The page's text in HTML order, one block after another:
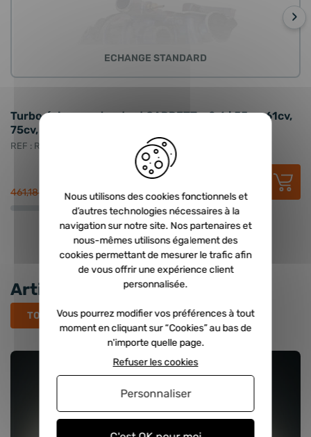
›
ECHANGE STANDARD
Turbo échange standard GARRETT - 0.6 i 55cv, 61cv,
75cv, 71cv, 45cv, 54cv
REF : RCD-733717-0001
461,18 € 329,75 € TTC
Articles récents
TOUS LES ARTICLES
Nous utilisons des cookies fonctionnels et
d’autres technologies nécessaires à la
navigation sur notre site. Nos partenaires et
nous-mêmes utilisons également des
cookies permettant de mesurer le trafic afin
de vous offrir une expérience client
personnalisée.
Vous pourrez modifier vos préférences à tout
moment en cliquant sur “Cookies” au bas de
n'importe quelle page.
Refuser les cookies
Personnaliser